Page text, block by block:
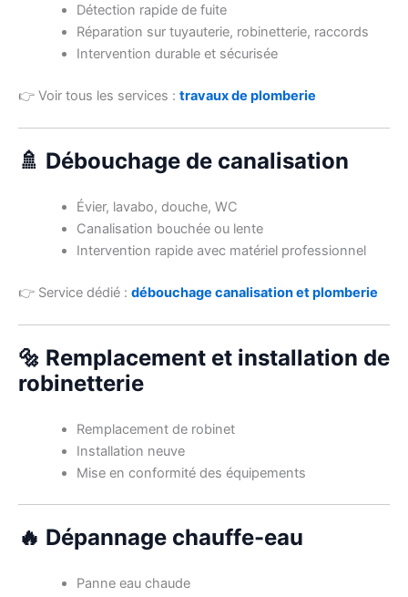
Détection rapide de fuite
Réparation sur tuyauterie, robinetterie, raccords
Intervention durable et sécurisée
👉 Voir tous les services : travaux de plomberie
🚿 Débouchage de canalisation
Évier, lavabo, douche, WC
Canalisation bouchée ou lente
Intervention rapide avec matériel professionnel
👉 Service dédié : débouchage canalisation et plomberie
🔩 Remplacement et installation de
robinetterie
Remplacement de robinet
Installation neuve
Mise en conformité des équipements
🔥 Dépannage chauffe-eau
Panne eau chaude